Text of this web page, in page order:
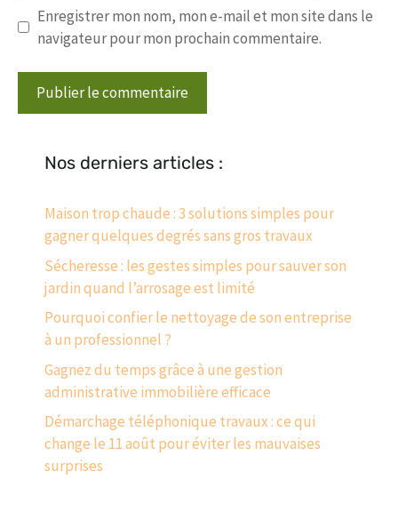
Enregistrer mon nom, mon e-mail et mon site dans le
navigateur pour mon prochain commentaire.
Nos derniers articles :
Maison trop chaude : 3 solutions simples pour
gagner quelques degrés sans gros travaux
Sécheresse : les gestes simples pour sauver son
jardin quand l’arrosage est limité
Pourquoi confier le nettoyage de son entreprise
à un professionnel ?
Gagnez du temps grâce à une gestion
administrative immobilière efficace
Démarchage téléphonique travaux : ce qui
change le 11 août pour éviter les mauvaises
surprises